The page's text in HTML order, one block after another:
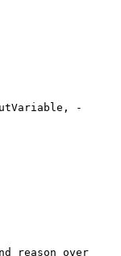
-
reason over